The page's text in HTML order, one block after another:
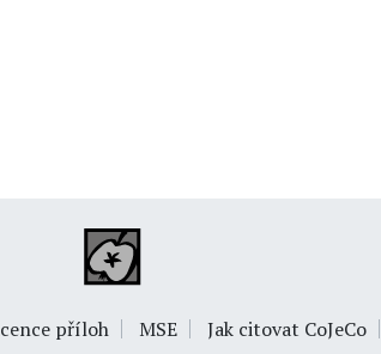
příloh MSE Jak citovat CoJeCo